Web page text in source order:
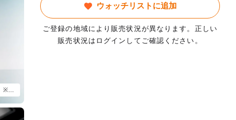
ウォッチリストに追加
ご登録の地域により販売状況が異なります。正しい
販売状況はログインしてご確認ください。